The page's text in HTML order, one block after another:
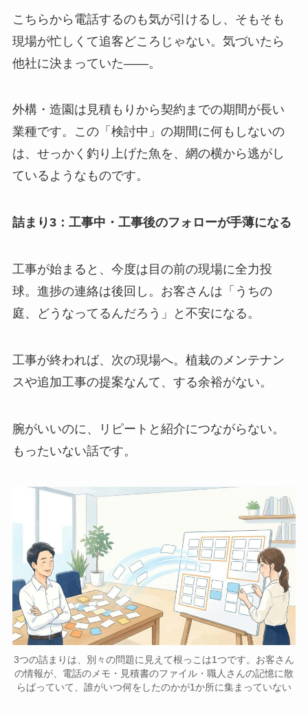
こちらから電話するのも気が引けるし、そもそも
現場が忙しくて追客どころじゃない。気づいたら
他社に決まっていた——。
外構・造園は見積もりから契約までの期間が長い
業種です。この「検討中」の期間に何もしないの
は、せっかく釣り上げた魚を、網の横から逃がし
ているようなものです。
詰まり3：工事中・工事後のフォローが手薄になる
工事が始まると、今度は目の前の現場に全力投
球。進捗の連絡は後回し。お客さんは「うちの
庭、どうなってるんだろう」と不安になる。
工事が終われば、次の現場へ。植栽のメンテナン
スや追加工事の提案なんて、する余裕がない。
腕がいいのに、リピートと紹介につながらない。
もったいない話です。
3つの詰まりは、別々の問題に見えて根っこは1つです。お客さん
の情報が、電話のメモ・見積書のファイル・職人さんの記憶に散
らばっていて、誰がいつ何をしたのかが1か所に集まっていない